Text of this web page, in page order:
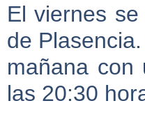
El viernes
de
mañana con
las 20:30